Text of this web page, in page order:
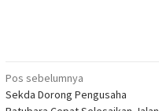
Navigasi
pos
Pos sebelumnya
Sekda Dorong Pengusaha